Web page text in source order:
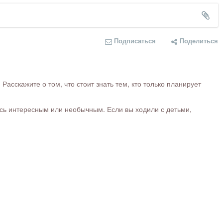
Подписаться Поделиться
о том, что стоит знать тем, кто только планирует
интересным или необычным. Если вы ходили с детьми,